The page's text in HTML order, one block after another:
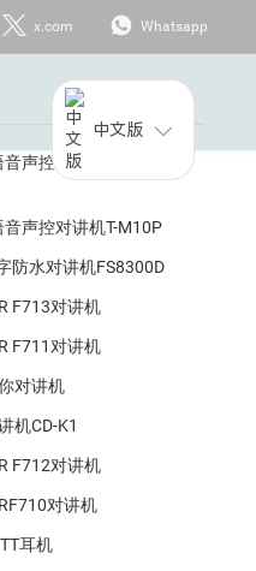
x.com Whatsapp
中文版
声控对讲机T-M12(升级
声控对讲机T-M10P
防水对讲机FS8300D
F713对讲机
F711对讲机
对讲机
机CD-K1
F712对讲机
对讲机
耳机